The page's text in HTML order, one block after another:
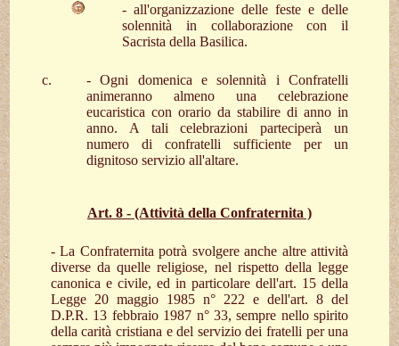
- all'organizzazione delle feste e delle
solennità in collaborazione con il
Sacrista della Basilica.
- Ogni domenica e solennità i Confratelli
animeranno almeno una celebrazione
eucaristica con orario da stabilire di anno in
anno. A tali celebrazioni parteciperà un
numero di confratelli sufficiente per un
dignitoso servizio all'altare.
Art. 8 - (Attività della Confraternita )
- La Confraternita potrà svolgere anche altre attività
diverse da quelle religiose, nel rispetto della legge
canonica e civile, ed in particolare dell'art. 15 della
Legge 20 maggio 1985 n° 222 e dell'art. 8 del
D.P.R. 13 febbraio 1987 n° 33, sempre nello spirito
della carità cristiana e del servizio dei fratelli per una